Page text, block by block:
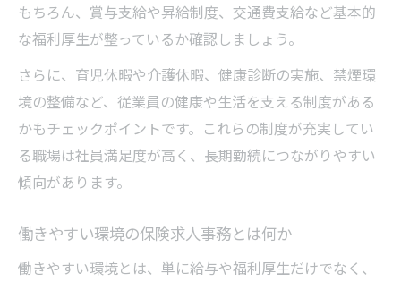
もちろん、賞与支給や昇給制度、交通費支給など基本的
な福利厚生が整っているか確認しましょう。
さらに、育児休暇や介護休暇、健康診断の実施、禁煙環
境の整備など、従業員の健康や生活を支える制度がある
かもチェックポイントです。これらの制度が充実してい
る職場は社員満足度が高く、長期勤続につながりやすい
傾向があります。
働きやすい環境の保険求人事務とは何か
働きやすい環境とは、単に給与や福利厚生だけでなく、